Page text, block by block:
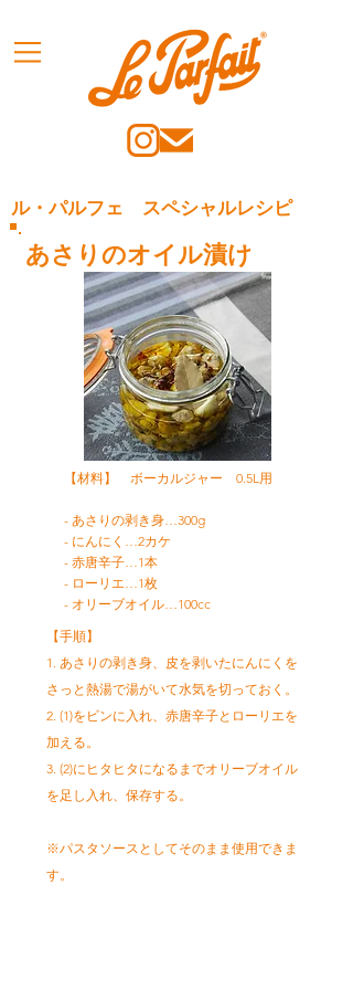
ル・パルフェ スペシャルレシピ
あさりのオイル漬け
【材料】 ボーカルジャー 0.5L用
- あさりの剥き身…300g
- にんにく…2カケ
- 赤唐辛子…1本
- ローリエ…1枚
- オリーブオイル…100cc
【手順】
1. あさりの剥き身、皮を剥いたにんにくを
さっと熱湯で湯がいて水気を切っておく。
2. (1)をビンに入れ、赤唐辛子とローリエを
加える。
3. (2)にヒタヒタになるまでオリーブオイル
を足し入れ、保存する。
※パスタソースとしてそのまま使用できま
す。